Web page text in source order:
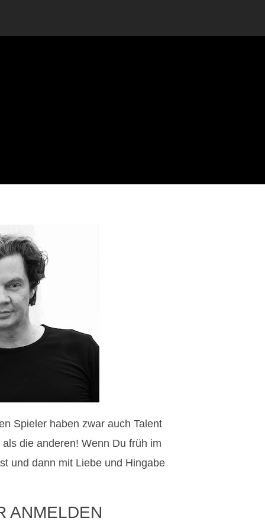
Spieler haben zwar auch Talent
die anderen! Wenn Du früh im
und dann mit Liebe und Hingabe
ANMELDEN